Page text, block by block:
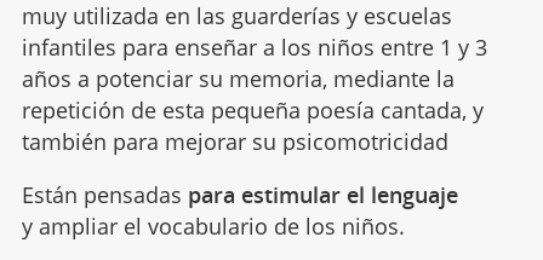
muy utilizada en las guarderías y escuelas
infantiles para enseñar a los niños entre 1 y 3
años a potenciar su memoria, mediante la
repetición de esta pequeña poesía cantada, y
también para mejorar su psicomotricidad
Están pensadas para estimular el lenguaje
y ampliar el vocabulario de los niños.